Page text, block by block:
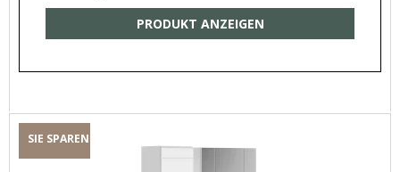
PRODUKT ANZEIGEN
SIE SPAREN